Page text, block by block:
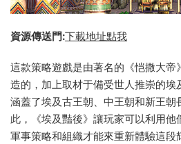
資源傳送門:下載地址點我
這款策略遊戲是由著名的《恺撒大帝
造的，加上取材于備受世人推崇的埃
涵蓋了埃及古王朝、中王朝和新王
此，《埃及豔後》讓玩家可以利用他
軍事策略和組織才能來重新體驗這段